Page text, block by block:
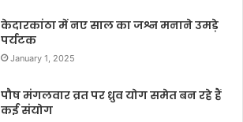
केदारकांठा में नए साल का जश्न मनाने उमड़े
पर्यटक
January 1, 2025
पौष मंगलवार व्रत पर ध्रुव योग समेत बन रहे हैं
कई संयोग